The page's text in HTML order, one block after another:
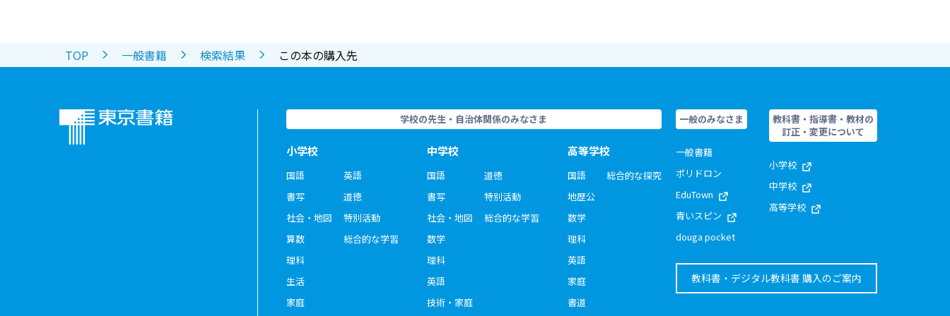
TOP 一般書籍 検索結果 この本の購入先
学校の先生・自治体関係のみなさま
小学校
国語
書写
社会・地図
算数
理科
生活
家庭
英語
道徳
特別活動
総合的な学習
中学校
国語
書写
社会・地図
数学
理科
英語
技術・家庭
道徳
特別活動
総合的な学習
高等学校
国語
地歴公
数学
理科
英語
家庭
書道
総合的な探究
一般のみなさま
一般書籍
ポリドロン
EduTown
青いスピン
douga pocket
教科書・指導書・教材の
訂正・変更について
小学校
中学校
高等学校
教科書・デジタル教科書 購入のご案内